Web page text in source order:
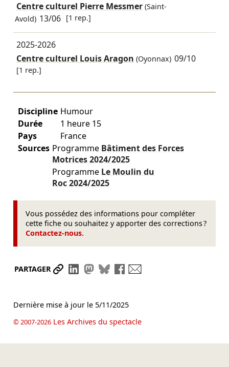
Centre culturel Pierre Messmer(Saint-
Avold) 13/06 [1 rep.]
2025-2026
Centre culturel Louis Aragon (Oyonnax) 09/10
[1 rep.]
Discipline Humour
Durée
1 heure 15
Pays
France
Sources Programme Bâtiment des Forces
Motrices2024/2025
Programme Le Moulin du
Roc2024/2025
Vous possédez des informations pour compléter
cette fiche ou souhaitez y apporter des corrections ?
Contactez-nous.
PARTAGER Partager le lien
Partager sur LinkedIn
Partager sur Mastodon
Partager sur Bluesky
Partager sur Facebook
Dernière mise à jour le 5/11/2025
© 2007-2026Les Archives du spectacle